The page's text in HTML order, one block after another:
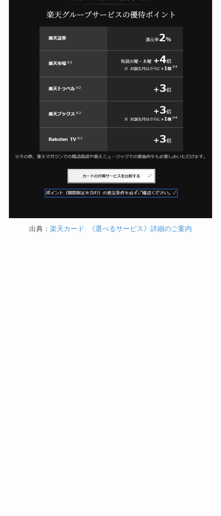
出典： 楽天カード: 《選べるサービス》詳細のご案内